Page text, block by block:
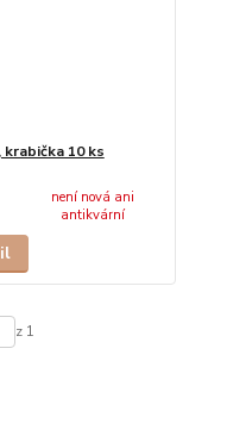
krabička 10 ks
není nová ani
antikvární
z 1